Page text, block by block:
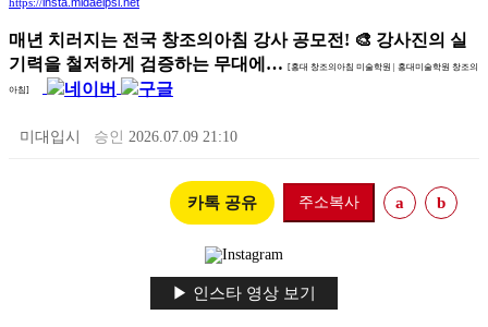
https://
매년 치러지는 전국 창조의아침 강사 공모전! 🎨 강사진의 실
기력을 철저하게 검증하는 무대에…
[홍대 창조의아침 미술학원 | 홍대미술학원 창조의
아침]
미대입시 승인 2026.07.09 21:10
카톡 공유 주소복사 a b
▶ 인스타 영상 보기